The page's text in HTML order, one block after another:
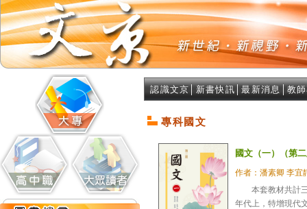
認識文京 新書快訊 │最新消息 教
專科國文
國文（一）（第
作者：潘素卿 李宜
本套教材共計三
年代上，特增現代